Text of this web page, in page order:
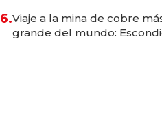
6.Viaje a la mina de cobre
grande del mundo: